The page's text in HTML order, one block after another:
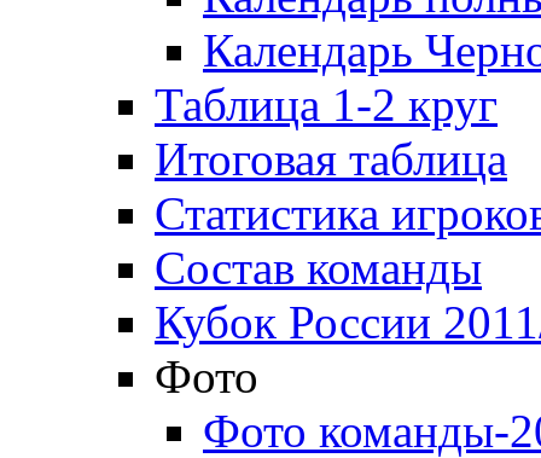
Календарь
Таблица 1-2 круг
Итоговая таблица
Статистика
Состав команды
Кубок России
Фото
Фото команды-